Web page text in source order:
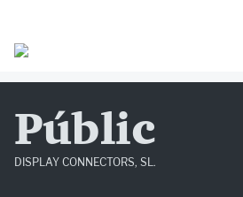
Públic
DISPLAY CONNECTORS, SL.